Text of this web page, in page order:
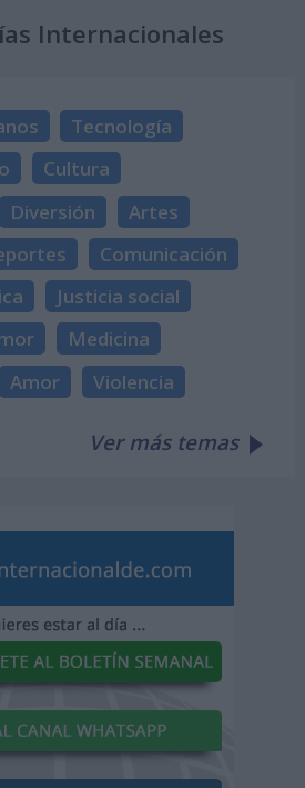
Internacionales
Tecnología
Cultura
Diversión
Artes
Comunicación
Justicia social
Medicina
Amor Violencia
Ver más temas